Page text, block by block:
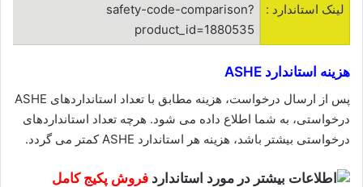
لینک استاندارد :
safety-code-comparison?
product_id=1880535
هزینه استاندارد ASHE
پس از ارسال درخواست، هزینه مطابق با تعداد استانداردهای ASHE
درخواستی، به شما اطلاع داده می شود. هرچه تعداد استانداردهای
درخواستی بیشتر باشد، هزینه هر استاندارد ASHE کمتر می گردد.
فروش پکیج کامل